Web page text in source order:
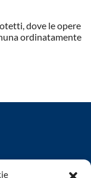
dove le opere
ordinatamente